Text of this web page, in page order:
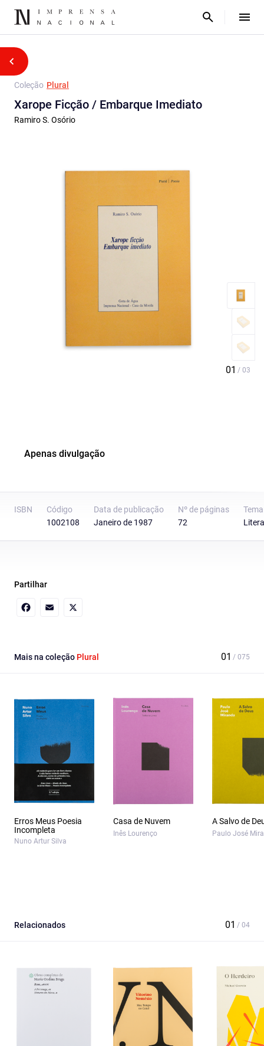
Coleção Plural
Xarope Ficção / Embarque Imediato
Ramiro S. Osório
Apenas divulgação
ISBN
Código
1002108
Data de publicação
Janeiro de 1987
Nº de páginas
72
Tema
Partilhar
Mais na coleção Plural
Erros Meus Poesia
Incompleta
Nuno Artur Silva
Casa de Nuvem
Inês Lourenço
A Salvo de
Paulo José
Relacionados